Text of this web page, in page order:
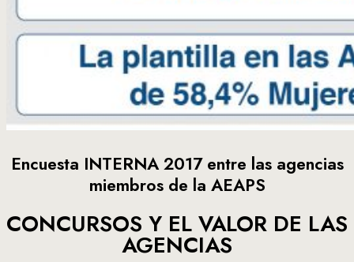
Encuesta INTERNA 2017 entre las agencias
miembros de la AEAPS
CONCURSOS Y EL VALOR DE LAS
AGENCIAS